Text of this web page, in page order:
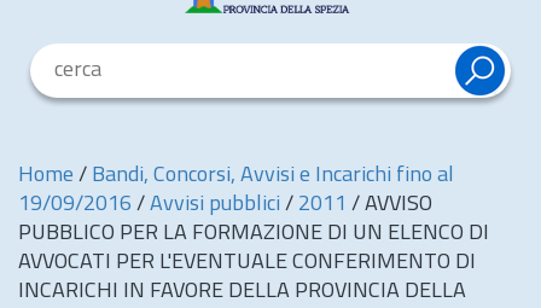
Home / Bandi, Concorsi, Avvisi e Incarichi fino al
19/09/2016 / Avvisi pubblici / 2011 / AVVISO
PUBBLICO PER LA FORMAZIONE DI UN ELENCO DI
AVVOCATI PER L'EVENTUALE CONFERIMENTO DI
INCARICHI IN FAVORE DELLA PROVINCIA DELLA